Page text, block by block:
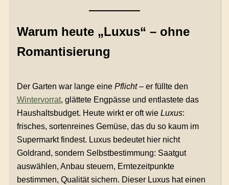
Warum heute „Luxus“ – ohne
Romantisierung
Der Garten war lange eine Pflicht– er füllte den
Wintervorrat, glättete Engpässe und entlastete das
Haushaltsbudget. Heute wirkt er oft wie Luxus:
frisches, sortenreines Gemüse, das du so kaum im
Supermarkt findest. Luxus bedeutet hier nicht
Goldrand, sondern Selbstbestimmung: Saatgut
auswählen, Anbau steuern, Erntezeitpunkte
bestimmen, Qualität sichern. Dieser Luxus hat einen